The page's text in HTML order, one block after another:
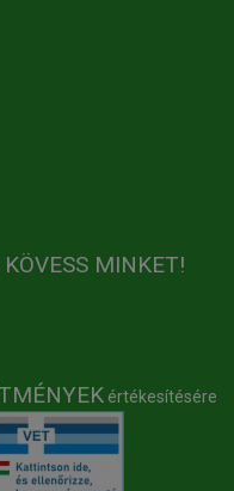
MINKET!
értékesítésére